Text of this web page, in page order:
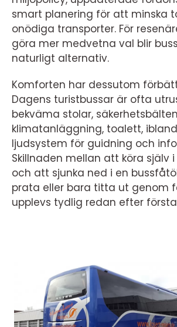
smart planering för att minska
onödiga transporter. För
göra mer medvetna val blir
naturligt alternativ.
Komforten har dessutom
Dagens turistbussar är ofta
bekväma stolar,
klimatanläggning, toalett,
ljudsystem för guidning och
Skillnaden mellan att köra själv
och att sjunka ned i en
prata eller bara titta ut genom
upplevs tydlig redan efter